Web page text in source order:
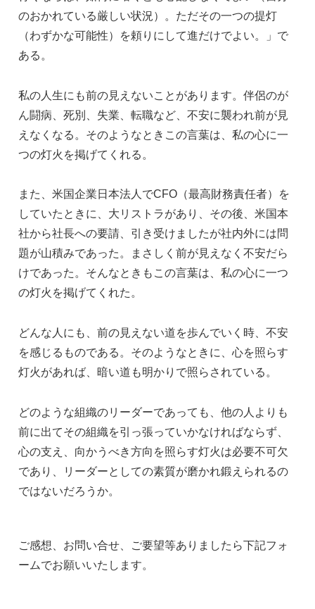
のおかれている厳しい状況）。ただその一つの提灯
（わずかな可能性）を頼りにして進だけでよい。」で
ある。
私の人生にも前の見えないことがあります。伴侶のが
ん闘病、死別、失業、転職など、不安に襲われ前が見
えなくなる。そのようなときこの言葉は、私の心に一
つの灯火を掲げてくれる。
また、米国企業日本法人でCFO（最高財務責任者）を
していたときに、大リストラがあり、その後、米国本
社から社長への要請、引き受けましたが社内外には問
題が山積みであった。まさしく前が見えなく不安だら
けであった。そんなときもこの言葉は、私の心に一つ
の灯火を掲げてくれた。
どんな人にも、前の見えない道を歩んでいく時、不安
を感じるものである。そのようなときに、心を照らす
灯火があれば、暗い道も明かりで照らされている。
どのような組織のリーダーであっても、他の人よりも
前に出てその組織を引っ張っていかなければならず、
心の支え、向かうべき方向を照らす灯火は必要不可欠
であり、リーダーとしての素質が磨かれ鍛えられるの
ではないだろうか。
ご感想、お問い合せ、ご要望等ありましたら下記フォ
ームでお願いいたします。